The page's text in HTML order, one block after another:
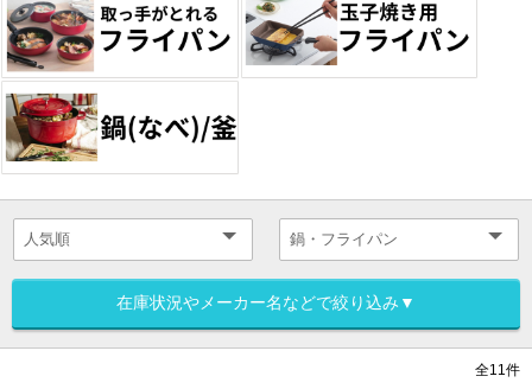
在庫状況やメーカー名などで絞り込み▼
全11件